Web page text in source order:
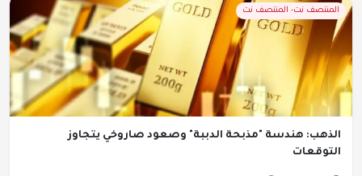
المنتصف نت- المنتصف نت
الذهب: هندسة "مذبحة الدببة" وصعود صاروخي يتجاوز
التوقعات